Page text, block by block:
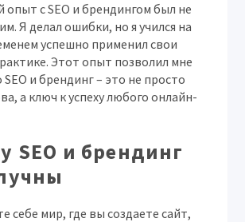
с SEO и брендингом был не
Я делал ошибки, но я учился на
успешно применил свои
Этот опыт позволил мне
и брендинг – это не просто
а ключ к успеху любого онлайн-
SEO и брендинг
себе мир, где вы создаете сайт,